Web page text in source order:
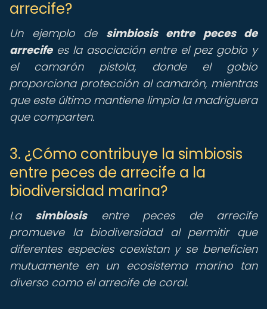
arrecife?
Un ejemplo de simbiosis entre peces de
arrecifees la asociación entre el pez gobio y
el camarón pistola, donde el gobio
proporciona protección al camarón, mientras
que este último mantiene limpia la madriguera
que comparten.
3. ¿Cómo contribuye la simbiosis
entre peces de arrecife a la
biodiversidad marina?
La simbiosisentre peces de arrecife
promueve la biodiversidad al permitir que
diferentes especies coexistan y se beneficien
mutuamente en un ecosistema marino tan
diverso como el arrecife de coral.